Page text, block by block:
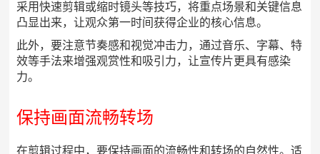
采用快速剪辑或缩时镜头等技巧，将重点场景和关键信息
凸显出来，让观众第一时间获得企业的核心信息。
此外，要注意节奏感和视觉冲击力，通过音乐、字幕、特
效等手法来增强观赏性和吸引力，让宣传片更具有感染
力。
保持画面流畅转场
在剪辑过程中，要保持画面的流畅性和转场的自然性。适